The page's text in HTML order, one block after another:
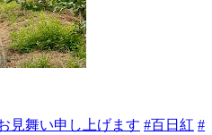
見舞い申し上げます #百日紅 #